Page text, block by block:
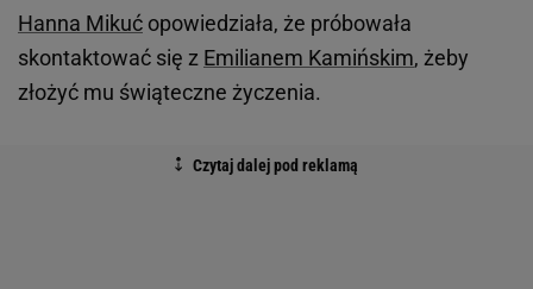
Hanna Mikuć opowiedziała, że próbowała
skontaktować się z Emilianem Kamińskim, żeby
złożyć mu świąteczne życzenia.